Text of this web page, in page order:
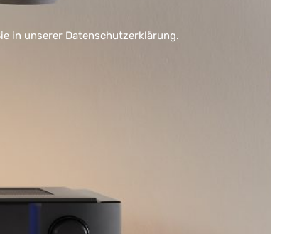
in unserer Datenschutzerklärung.